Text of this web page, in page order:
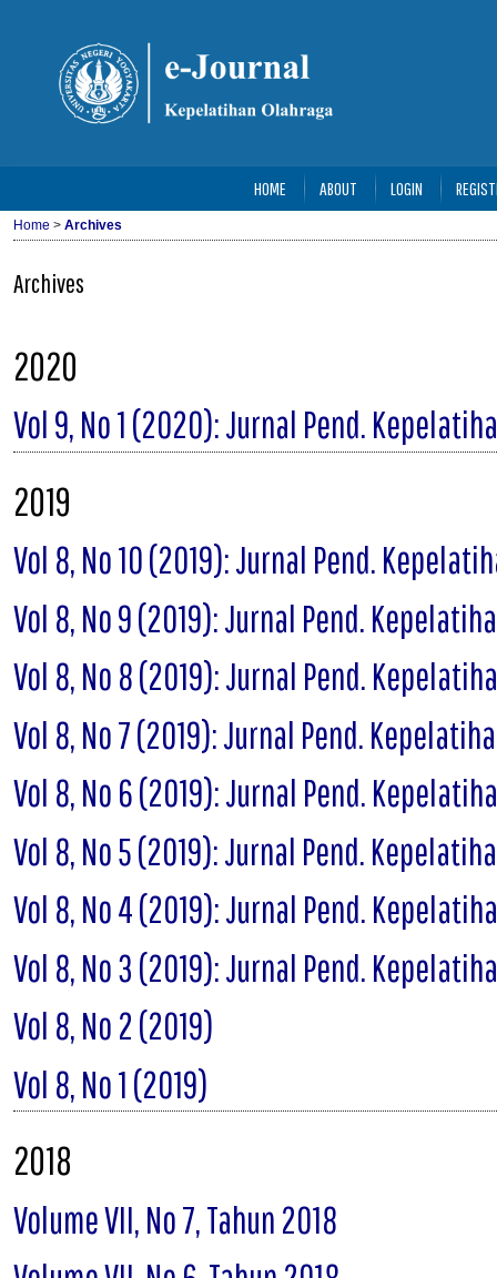
HOME ABOUT LOGIN
Home > Archives
Archives
2020
Vol 9, No 1 (2020): Jurnal Pend.
2019
Vol 8, No 10 (2019): Jurnal Pend.
Vol 8, No 9 (2019): Jurnal Pend.
Vol 8, No 8 (2019): Jurnal Pend.
Vol 8, No 7 (2019): Jurnal Pend.
Vol 8, No 6 (2019): Jurnal Pend.
Vol 8, No 5 (2019): Jurnal Pend.
Vol 8, No 4 (2019): Jurnal Pend.
Vol 8, No 3 (2019): Jurnal Pend.
Vol 8, No 2 (2019)
Vol 8, No 1 (2019)
2018
Volume VII, No 7, Tahun 2018